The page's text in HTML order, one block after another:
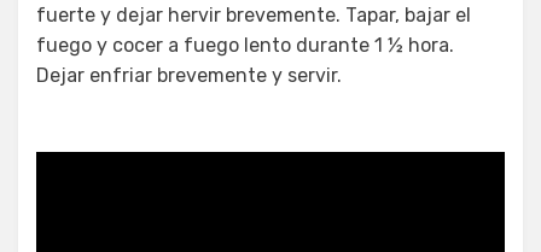
fuerte y dejar hervir brevemente. Tapar, bajar el
fuego y cocer a fuego lento durante 1 ½ hora.
Dejar enfriar brevemente y servir.